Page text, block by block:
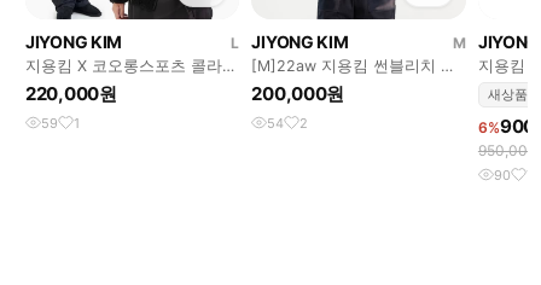
JIYONG KIM
L
지용킴 X 코오롱스포츠 콜라보
플리스
220,000원
59 1
JIYONG KIM
M
[M]22aw 지용킴 썬블리치 필
드 재킷 네이비
200,000원
54 2
지용킴
새상품
6%
950,000
90 7